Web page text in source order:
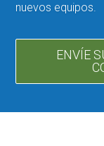
nuevos equipos.
ENVÍE